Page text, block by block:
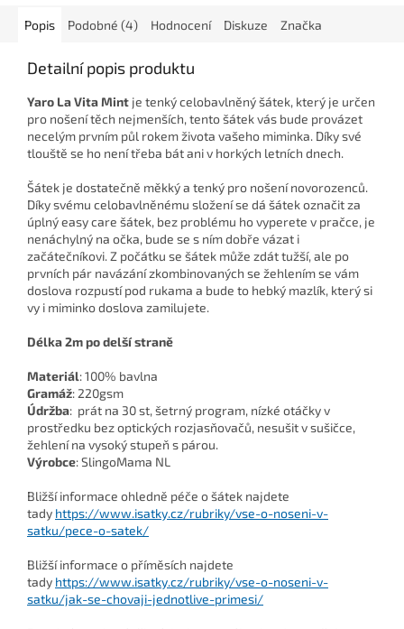
Popis Podobné (4) Hodnocení Diskuze Značka
Detailní popis produktu
Yaro La Vita Mint je tenký celobavlněný šátek, který je určen
pro nošení těch nejmenších, tento šátek vás bude provázet
necelým prvním půl rokem života vašeho miminka. Díky své
tlouště se ho není třeba bát ani v horkých letních dnech.
Šátek je dostatečně měkký a tenký pro nošení novorozenců.
Díky svému celobavlněnému složení se dá šátek označit za
úplný easy care šátek, bez problému ho vyperete v pračce, je
nenáchylný na očka, bude se s ním dobře vázat i
začátečníkovi. Z počátku se šátek může zdát tužší, ale po
prvních pár navázání zkombinovaných se žehlením se vám
doslova rozpustí pod rukama a bude to hebký mazlík, který si
vy i miminko doslova zamilujete.
Délka 2m po delší straně
Materiál: 100% bavlna
Gramáž: 220gsm
Údržba: prát na 30 st, šetrný program, nízké otáčky v
prostředku bez optických rozjasňovačů, nesušit v sušičce,
žehlení na vysoký stupeň s párou.
Výrobce: SlingoMama NL
Bližší informace ohledně péče o šátek najdete
tady https://www.isatky.cz/rubriky/vse-o-noseni-v-
satku/pece-o-satek/
Bližší informace o příměsích najdete
tady https://www.isatky.cz/rubriky/vse-o-noseni-v-
satku/jak-se-chovaji-jednotlive-primesi/